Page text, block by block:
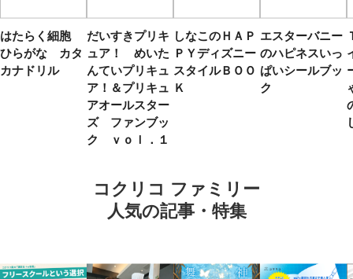
はたらく細胞
ひらがな カタ
カナドリル
だいすきプリキ
ュア！ めいた
んていプリキュ
ア！＆プリキュ
アオールスター
ズ ファンブッ
ク ｖｏｌ．１
しなこのＨＡＰ
ＰＹディズニー
スタイルＢＯＯ
Ｋ
エスターバニー
のハピネスいっ
ぱいシールブッ
ク
コクリコ ファミリー
人気の記事・特集